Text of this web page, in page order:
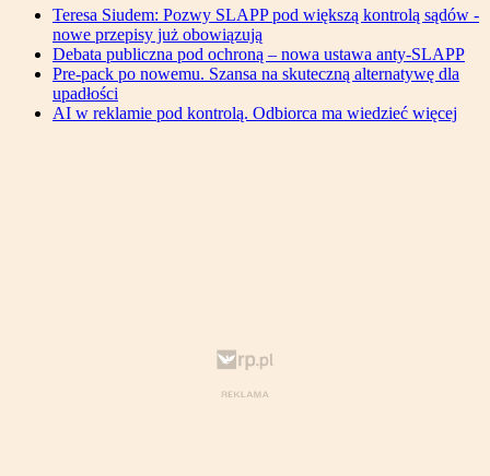
Teresa Siudem: Pozwy SLAPP pod większą kontrolą sądów -
nowe przepisy już obowiązują
Debata publiczna pod ochroną – nowa ustawa anty-SLAPP
Pre-pack po nowemu. Szansa na skuteczną alternatywę dla
upadłości
AI w reklamie pod kontrolą. Odbiorca ma wiedzieć więcej